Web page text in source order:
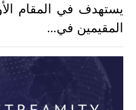
يستهدف في المقام
المقيمين في…